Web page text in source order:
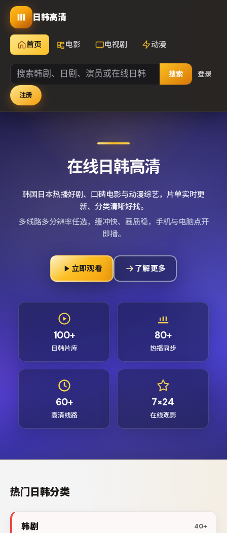
日韩高清
首页 电影 电视剧 动漫
搜索 登录
注册
在线日韩高清
韩国日本热播好剧、口碑电影与动漫综艺，片单实时更
新、分类清晰好找。
多线路多分辨率任选，缓冲快、画质稳，手机与电脑点开
即播。
立即观看 了解更多
100+
日韩片库
80+
热播同步
60+
高清线路
7×24
在线观影
热门日韩分类
韩剧 40+